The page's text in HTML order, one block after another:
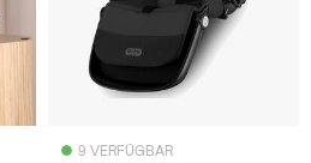
9 VERFÜGBAR